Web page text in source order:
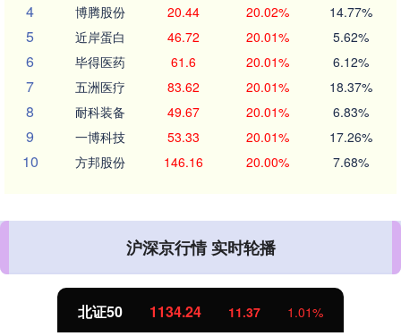
4 博腾股份 20.44 20.02% 14.77%
5 近岸蛋白 46.72 20.01% 5.62%
6 毕得医药 61.6 20.01% 6.12%
7 五洲医疗 83.62 20.01% 18.37%
8 耐科装备 49.67 20.01% 6.83%
9 一博科技 53.33 20.01% 17.26%
10 方邦股份 146.16 20.00% 7.68%
沪深京行情 实时轮播
北证50 1134.24 11.37 1.01%